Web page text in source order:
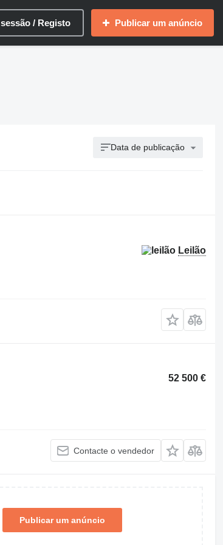
/ Registo Publicar um anúncio
Data de publicação
Leilão
52 500 €
Contacte o vendedor
Publicar um anúncio